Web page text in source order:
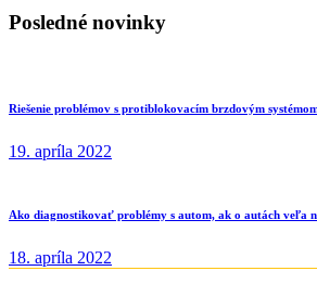
Posledné novinky
Riešenie problémov s protiblokovacím brzdovým
19. apríla 2022
Ako diagnostikovať problémy s autom, ak o autách veľa
18. apríla 2022